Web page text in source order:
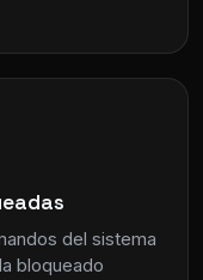
del sistema
bloqueado